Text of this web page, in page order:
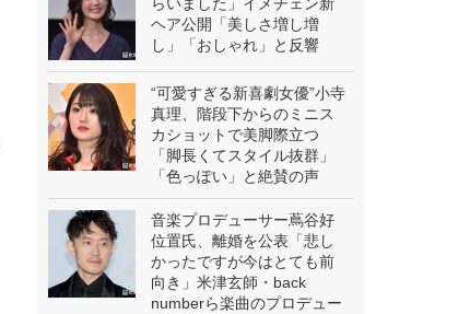
ヘア公開「美しさ増し増
し」「おしゃれ」と反響
“可愛すぎる新喜劇女優”小寺
真理、階段下からのミニス
カショットで美脚際立つ
「脚長くてスタイル抜群」
「色っぽい」と絶賛の声
音楽プロデューサー蔦谷好
位置氏、離婚を公表「悲し
かったですが今はとても前
向き」米津玄師・back
numberら楽曲のプロデュー